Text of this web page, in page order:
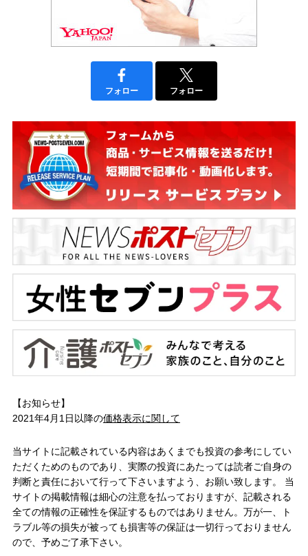
フォロー フォロー
【お知らせ】
2021年4月1日以降の価格表示に関して
当サイトに記載されている内容はあくまでも投資の参考にしてい
ただくためのものであり、実際の投資にあたっては読者ご自身の
判断と責任において行って下さいますよう、お願い致します。 当
サイトの掲載情報は細心の注意を払っておりますが、記載される
全ての情報の正確性を保証するものではありません。万が一、ト
ラブル等の損失が被っても損害等の保証は一切行っておりません
ので、予めご了承下さい。